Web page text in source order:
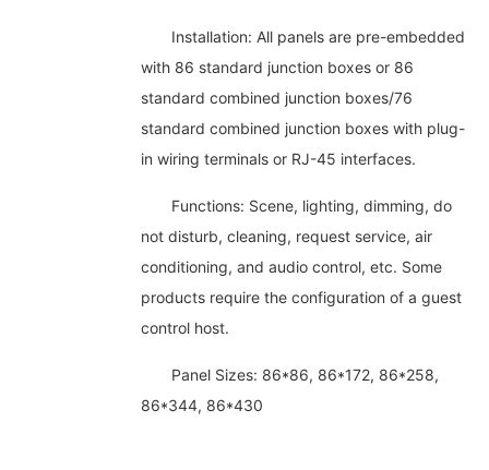
Installation: All panels are pre-embedded
with 86 standard junction boxes or 86
standard combined junction boxes/76
standard combined junction boxes with plug-
in wiring terminals or RJ-45 interfaces.
Functions: Scene, lighting, dimming, do
not disturb, cleaning, request service, air
conditioning, and audio control, etc. Some
products require the configuration of a guest
control host.
Panel Sizes: 86*86, 86*172, 86*258,
86*344, 86*430